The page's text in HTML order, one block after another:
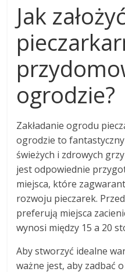
Jak
ogrodzie?
Zakładanie ogrodu
ogrodzie to
świeżych i zdrowych
jest odpowiednie
miejsca, które
rozwoju pieczarek.
preferują miejsca
wynosi między 15 a 20
Aby stworzyć idealne
ważne jest, aby zadbać